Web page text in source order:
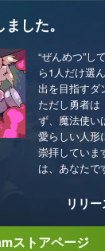
した。
“ぜんめつ”し
ら1人だけ選
出を目指すダ
ただし勇者は
ず、魔法使い
愛らしい人形
崇拝していま
は、あなたで
リリ
ストアページ